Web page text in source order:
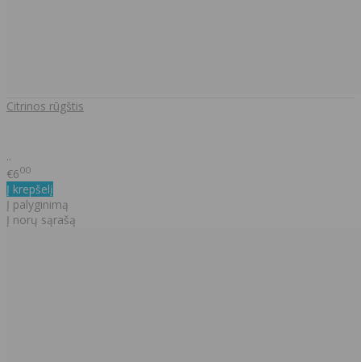
Citrinos rūgštis
..
€600
Į krepšelį
Į palyginimą
Į norų sąrašą